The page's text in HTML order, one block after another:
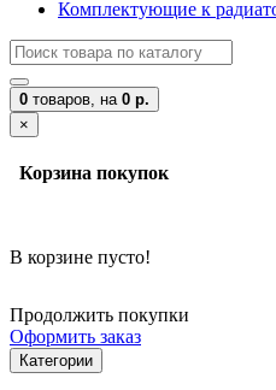
Комплектующие к
0 товаров, на 0 р.
×
Корзина покупок
В корзине пусто!
Продолжить покупки
Оформить заказ
Категории